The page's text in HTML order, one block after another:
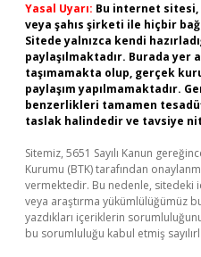
Yasal Uyarı: Bu internet
veya şahıs şirketi ile hiçbir
Sitede yalnızca kendi
paylaşılmaktadır. Burada
taşımamakta olup, gerçek
paylaşım yapılmamaktadır.
benzerlikleri tamamen
taslak halindedir ve tavsiye
Sitemiz, 5651 Sayılı Kanun
Kurumu (BTK) tarafından
vermektedir. Bu nedenle,
veya araştırma yükümlülüğümüz
yazdıkları içeriklerin
bu sorumluluğu kabul etmiş